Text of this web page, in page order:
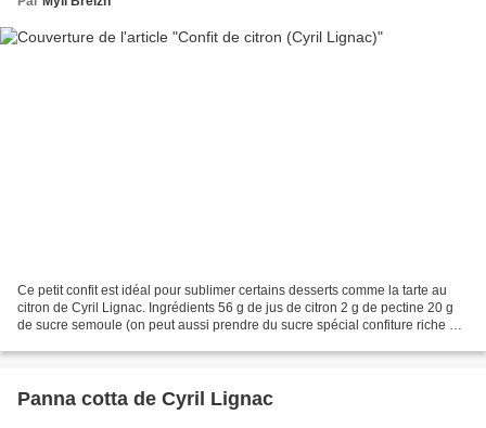
Ce petit confit est idéal pour sublimer certains desserts comme la tarte au
citron de Cyril Lignac. Ingrédients 56 g de jus de citron 2 g de pectine 20 g
de sucre semoule (on peut aussi prendre du sucre spécial confiture riche en
Panna cotta de Cyril Lignac